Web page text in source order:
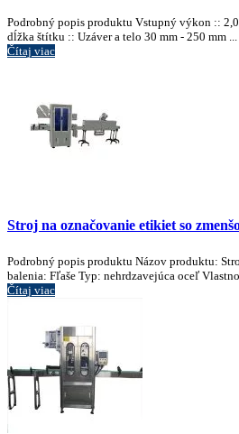
Podrobný popis produktu Vstupný výkon ::
dĺžka štítku :: Uzáver a telo 30 mm - 250 mm ...
Čítaj viac
Stroj na označovanie etikiet so
Podrobný popis produktu Názov produktu:
balenia: Fľaše Typ: nehrdzavejúca oceľ
Čítaj viac